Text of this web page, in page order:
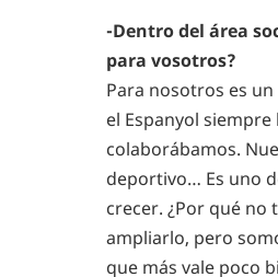
-Dentro del área
para vosotros?
Para nosotros es
el Espanyol
colaborábamos.
deportivo… Es uno
crecer. ¿Por qué no
ampliarlo, pero
que más vale poco